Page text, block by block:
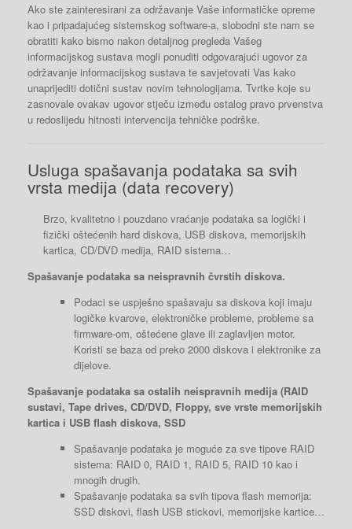
Ako ste zainteresirani za održavanje Vaše informatičke opreme
kao i pripadajućeg sistemskog software-a, slobodni ste nam se
obratiti kako bismo nakon detaljnog pregleda Vašeg
informacijskog sustava mogli ponuditi odgovarajući ugovor za
održavanje informacijskog sustava te savjetovati Vas kako
unaprijediti dotični sustav novim tehnologijama. Tvrtke koje su
zasnovale ovakav ugovor stječu između ostalog pravo prvenstva
u redoslijedu hitnosti intervencija tehničke podrške.
Usluga spašavanja podataka sa svih
vrsta medija (data recovery)
Brzo, kvalitetno i pouzdano vraćanje podataka sa logički i
fizički oštećenih hard diskova, USB diskova, memorijskih
kartica, CD/DVD medija, RAID sistema…
Spašavanje podataka sa neispravnih čvrstih diskova.
Podaci se uspješno spašavaju sa diskova koji imaju
logičke kvarove, elektroničke probleme, probleme sa
firmware-om, oštećene glave ili zaglavljen motor.
Koristi se baza od preko 2000 diskova i elektronike za
dijelove.
Spašavanje podataka sa ostalih neispravnih medija (RAID
sustavi, Tape drives, CD/DVD, Floppy, sve vrste memorijskih
kartica i USB flash diskova, SSD
Spašavanje podataka je moguće za sve tipove RAID
sistema: RAID 0, RAID 1, RAID 5, RAID 10 kao i
mnogih drugih.
Spašavanje podataka sa svih tipova flash memorija:
SSD diskovi, flash USB stickovi, memorijske kartice…